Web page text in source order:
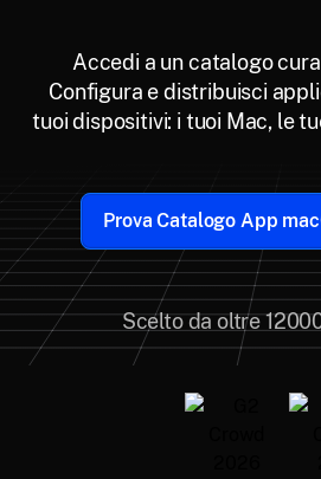
Accedi a un catalogo
Configura e distribuisci
tuoi dispositivi: i tuoi Mac, le
Prova Catalogo App
Scelto da oltre